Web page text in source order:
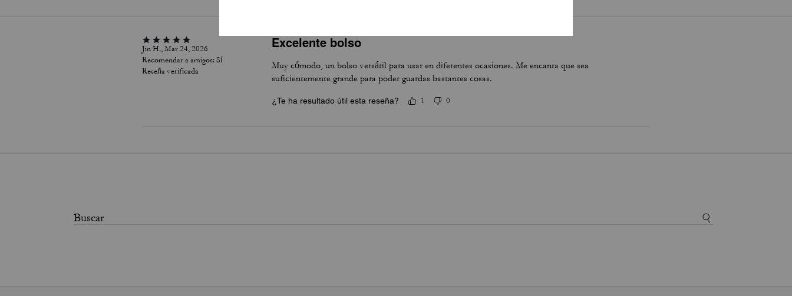
Jin H., Mar 24, 2026
Recomendar a amigos: Sí
Reseña verificada
Excelente bolso
Muy cómodo, un bolso versátil para usar en diferentes ocasiones. Me encanta que sea
suficientemente grande para poder guardas bastantes cosas.
¿Te ha resultado útil esta reseña? 1 0